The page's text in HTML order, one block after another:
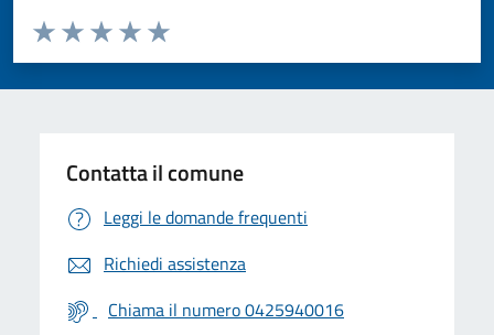
Valuta da 1 a 5 stelle la pagina
Valuta 5 stelle su 5
Valuta 4 stelle su 5
Valuta 3 stelle su 5
Valuta 2 stelle su 5
Valuta 1 stelle su 5
Contatta il comune
Leggi le domande frequenti
Richiedi assistenza
Chiama il numero 0425940016